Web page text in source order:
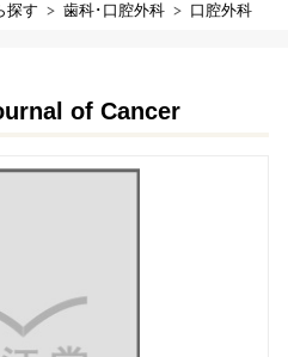
探す 歯科･口腔外科 口腔外科
of Cancer